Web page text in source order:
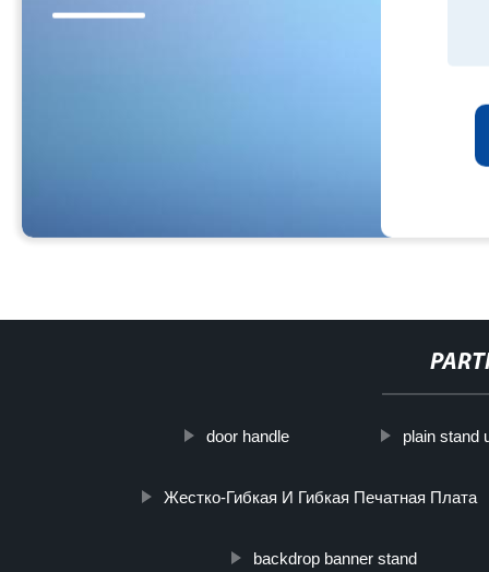
door handle plain stand
Жестко-Гибкая И Гибкая Печатная Плата
backdrop banner stand